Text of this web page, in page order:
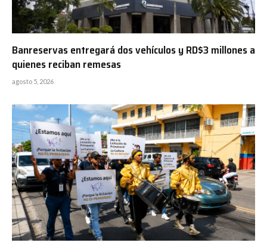
Banreservas entregará dos vehículos y RD$3 millones a
quienes reciban remesas
agosto 5, 2026